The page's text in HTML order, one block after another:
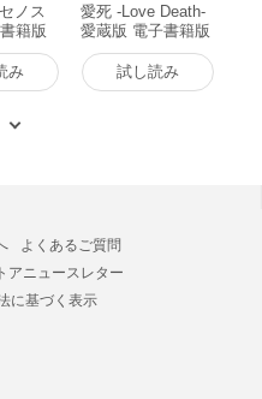
ノス
籍版
み
愛死 -Love Death-
愛蔵版 電子書籍版
試し読み
よくあるご質問
アニュースレター
に基づく表示